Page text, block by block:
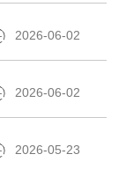
2026-06-02
2026-06-02
2026-05-23